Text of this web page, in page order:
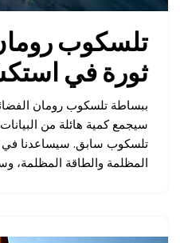
تلسكوب
ثورة في
ببساطة تلسكوب رومان
سيجمع كمية هائلة من
تلسكوب سابق. سيساعدنا في
المظلمة والطاقة